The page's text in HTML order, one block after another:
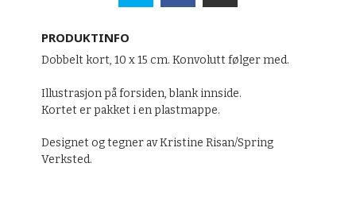
PRODUKTINFO
Dobbelt kort, 10 x 15 cm. Konvolutt følger med.
Illustrasjon på forsiden, blank innside.
Kortet er pakket i en plastmappe.
Designet og tegner av Kristine Risan/Spring
Verksted.